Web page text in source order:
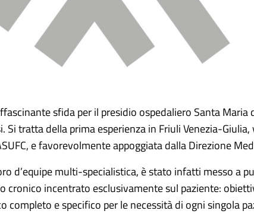
sfida per il presidio ospedaliero Santa
Si tratta della prima esperienza in Friuli Venezia-
e favorevolmente appoggiata dalla Direzione
d’equipe multi-specialistica, è stato infatti messo a
cronico incentrato esclusivamente sul paziente:
completo e specifico per le necessità di ogni singola